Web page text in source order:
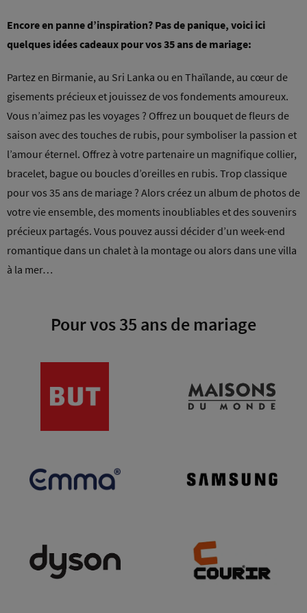
Encore en panne d’inspiration? Pas de panique, voici ici
quelques idées cadeaux pour vos 35 ans de mariage:
Partez en Birmanie, au Sri Lanka ou en Thaïlande, au cœur de
gisements précieux et jouissez de vos fondements amoureux.
Vous n’aimez pas les voyages ? Offrez un bouquet de fleurs de
saison avec des touches de rubis, pour symboliser la passion et
l’amour éternel. Offrez à votre partenaire un magnifique collier,
bracelet, bague ou boucles d’oreilles en rubis. Trop classique
pour vos 35 ans de mariage ? Alors créez un album de photos de
votre vie ensemble, des moments inoubliables et des souvenirs
précieux partagés. Vous pouvez aussi décider d’un week-end
romantique dans un chalet à la montage ou alors dans une villa
à la mer…
Pour vos 35 ans de mariage